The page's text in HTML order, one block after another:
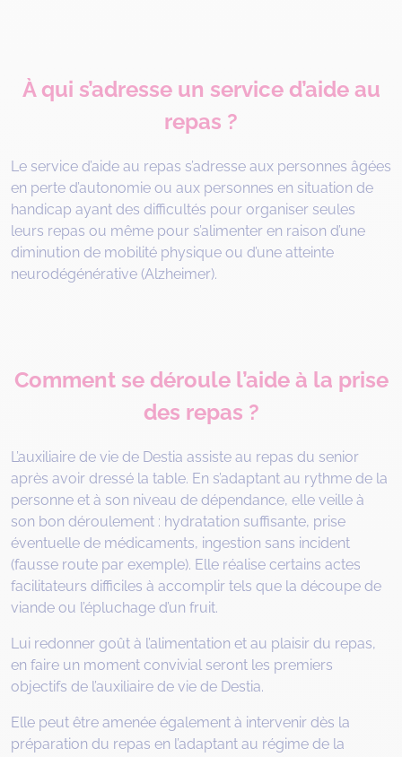
À qui s’adresse un service d’aide au
repas ?
Le service d’aide au repas s’adresse aux personnes âgées
en perte d’autonomie ou aux personnes en situation de
handicap ayant des difficultés pour organiser seules
leurs repas ou même pour s’alimenter en raison d’une
diminution de mobilité physique ou d’une atteinte
neurodégénérative (Alzheimer).
Comment se déroule l’aide à la prise
des repas ?
L’auxiliaire de vie de Destia assiste au repas du senior
après avoir dressé la table. En s’adaptant au rythme de la
personne et à son niveau de dépendance, elle veille à
son bon déroulement : hydratation suffisante, prise
éventuelle de médicaments, ingestion sans incident
(fausse route par exemple). Elle réalise certains actes
facilitateurs difficiles à accomplir tels que la découpe de
viande ou l’épluchage d’un fruit.
Lui redonner goût à l’alimentation et au plaisir du repas,
en faire un moment convivial seront les premiers
objectifs de l’auxiliaire de vie de Destia.
Elle peut être amenée également à intervenir dès la
préparation du repas en l’adaptant au régime de la